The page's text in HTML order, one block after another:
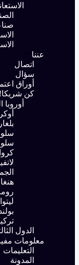
عننا
اتصال
سؤال
أوراق
كن شريكا!
الدول
معلومات
التعليمات
المدونة